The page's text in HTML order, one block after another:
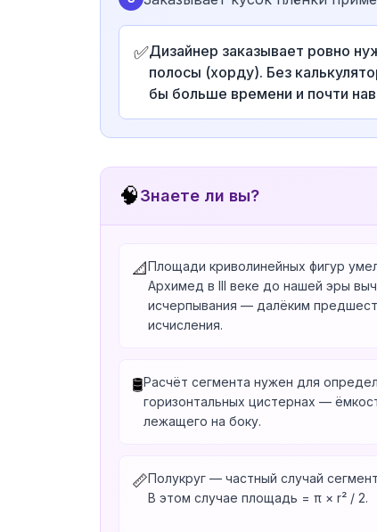
✅Дизайнер заказывает ровно
полосы (хорду). Без
бы больше времени и почти
🧠Знаете ли вы?
📐Площади криволинейных фигур
Архимед в III веке до нашей эры
исчерпывания — далёким
исчисления.
🛢️Расчёт сегмента нужен для
горизонтальных цистернах —
лежащего на боку.
📏Полукруг — частный случай
В этом случае площадь = π × r² / 2.